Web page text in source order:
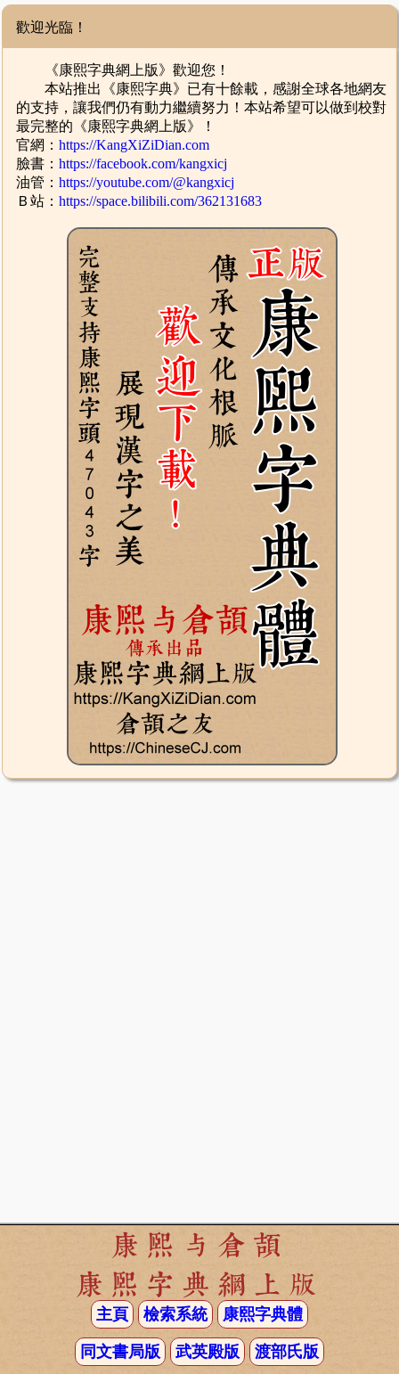
歡迎光臨！
《康熙字典網上版》歡迎您！
本站推出《康熙字典》已有十餘載，感謝全球各地網友
的支持，讓我們仍有動力繼續努力！本站希望可以做到校對
最完整的《康熙字典網上版》！
官網：https://KangXiZiDian.com
臉書：https://facebook.com/kangxicj
油管：https://youtube.com/@kangxicj
Ｂ站：https://space.bilibili.com/362131683
康熙与倉頡
康熙字典網上版
主頁 檢索系統 康熙字典體
同文書局版 武英殿版 渡部氏版